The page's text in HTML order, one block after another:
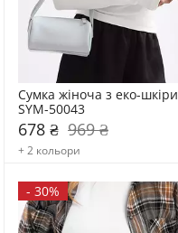
Сумка жіноча з еко-шкіри
SYM-50043
678 ₴ 969 ₴
+ 2 кольори
- 30%